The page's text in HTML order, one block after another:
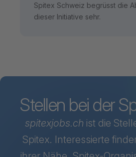
Spitex Schweiz begrüsst die
dieser Initiative sehr.
Stellen bei der
spitexjobs.ch ist die
Spitex. Interessierte